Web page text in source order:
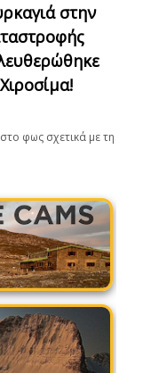
στην
φως σχετικά με τη